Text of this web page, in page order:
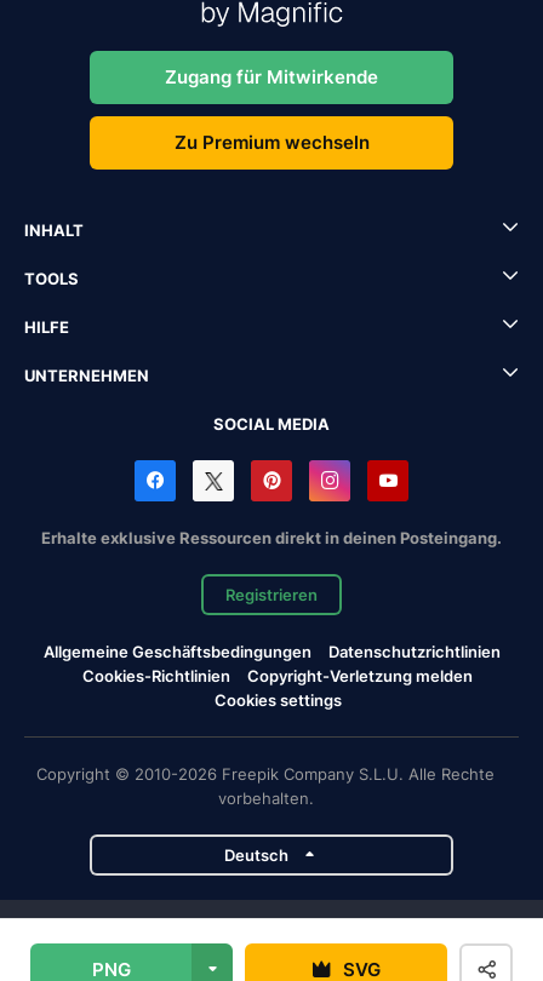
PNG SVG
Zugang für Mitwirkende
Zu Premium wechseln
INHALT
TOOLS
HILFE
UNTERNEHMEN
SOCIAL MEDIA
Erhalte exklusive Ressourcen direkt in deinen Posteingang.
Registrieren
Allgemeine Geschäftsbedingungen
Datenschutzrichtlinien
Cookies-Richtlinien
Copyright-Verletzung melden
Cookies settings
Copyright © 2010-2026 Freepik Company S.L.U. Alle Rechte
vorbehalten.
Deutsch